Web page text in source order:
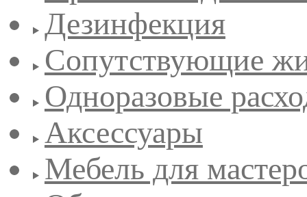
Дезинфекция
Сопутствующие
Одноразовые
Аксессуары
Мебель для